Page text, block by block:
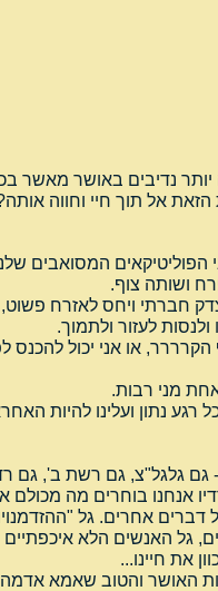
נדיבים באושר מאשר
אל תוך חיי וחווה
המסואבים
ושותה צוף.
חברתי ויחס לאזרח
לעזור ולתמוך.
או אני יכול להכנס
מני רבות.
רגע נתון ועלינו להיות
גם גלגל"צ, גם רשת ב', גם
אנחנו בוחרים מה מכולם
דברים אחרים. גל
גל האנשים הלא
את חיינו...
האושר והטוב שאמא